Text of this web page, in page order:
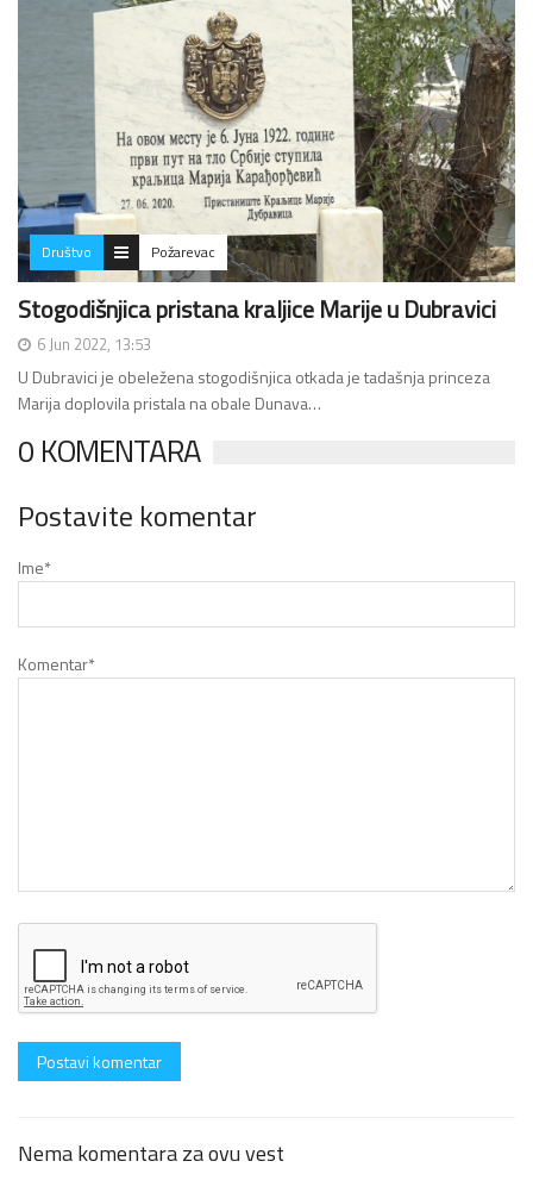
Društvo Požarevac
Stogodišnjica pristana kraljice Marije u Dubravici
6 Jun 2022, 13:53
U Dubravici je obeležena stogodišnjica otkada je tadašnja princeza
Marija doplovila pristala na obale Dunava…
0 KOMENTARA
Postavite komentar
Ime*
Komentar*
Nema komentara za ovu vest